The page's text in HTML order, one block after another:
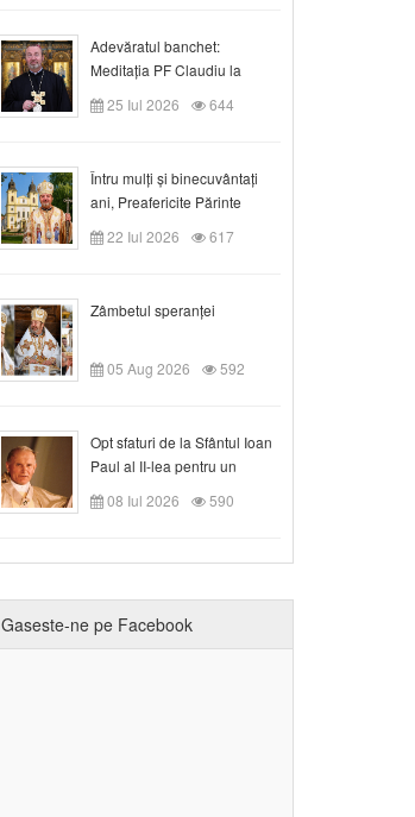
Adevăratul banchet:
Meditația PF Claudiu la
Duminica a VIII-a după
Rusalii
25 Iul 2026 644
Întru mulți și binecuvântați
ani, Preafericite Părinte
Claudiu!
22 Iul 2026 617
Zâmbetul speranței
05 Aug 2026 592
Opt sfaturi de la Sfântul Ioan
Paul al II-lea pentru un
creștin
08 Iul 2026 590
Gaseste-ne pe Facebook